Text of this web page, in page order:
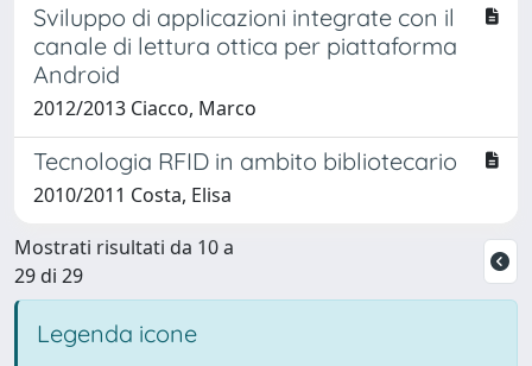
Sviluppo di applicazioni integrate con il
canale di lettura ottica per piattaforma
Android
2012/2013 Ciacco, Marco
Tecnologia RFID in ambito bibliotecario
2010/2011 Costa, Elisa
Mostrati risultati da 10 a
29 di 29
Legenda icone